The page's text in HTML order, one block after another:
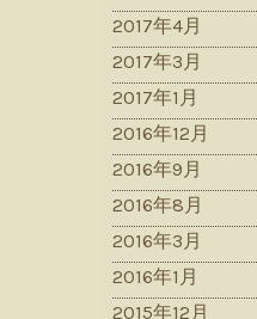
2017年4月
2017年3月
2017年1月
2016年12月
2016年9月
2016年8月
2016年3月
2016年1月
2015年12月